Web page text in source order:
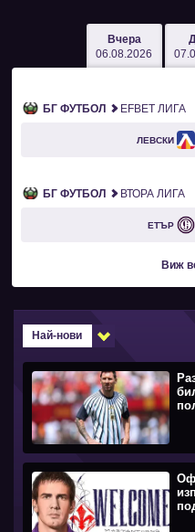
Вчера
06.08.2026
БГ ФУТБОЛ EFBET ЛИГА
ЛЕВСКИ
БГ ФУТБОЛ ВТОРА ЛИГА
ЕТЪР
Виж
Най-нови